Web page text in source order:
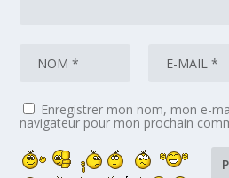
Enregistrer mon nom, mon e-
navigateur pour mon prochain